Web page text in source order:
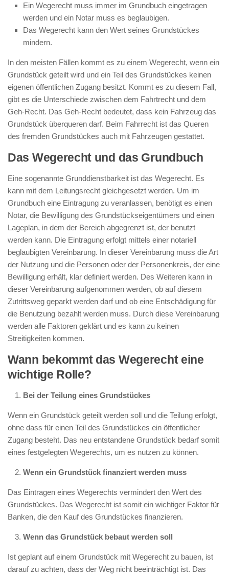
Ein Wegerecht muss immer im Grundbuch eingetragen
werden und ein Notar muss es beglaubigen.
Das Wegerecht kann den Wert seines Grundstückes
mindern.
In den meisten Fällen kommt es zu einem Wegerecht, wenn ein
Grundstück geteilt wird und ein Teil des Grundstückes keinen
eigenen öffentlichen Zugang besitzt. Kommt es zu diesem Fall,
gibt es die Unterschiede zwischen dem Fahrtrecht und dem
Geh-Recht. Das Geh-Recht bedeutet, dass kein Fahrzeug das
Grundstück überqueren darf. Beim Fahrrecht ist das Queren
des fremden Grundstückes auch mit Fahrzeugen gestattet.
Das Wegerecht und das Grundbuch
Eine sogenannte Grunddienstbarkeit ist das Wegerecht. Es
kann mit dem Leitungsrecht gleichgesetzt werden. Um im
Grundbuch eine Eintragung zu veranlassen, benötigt es einen
Notar, die Bewilligung des Grundstückseigentümers und einen
Lageplan, in dem der Bereich abgegrenzt ist, der benutzt
werden kann. Die Eintragung erfolgt mittels einer notariell
beglaubigten Vereinbarung. In dieser Vereinbarung muss die Art
der Nutzung und die Personen oder der Personenkreis, der eine
Bewilligung erhält, klar definiert werden. Des Weiteren kann in
dieser Vereinbarung aufgenommen werden, ob auf diesem
Zutrittsweg geparkt werden darf und ob eine Entschädigung für
die Benutzung bezahlt werden muss. Durch diese Vereinbarung
werden alle Faktoren geklärt und es kann zu keinen
Streitigkeiten kommen.
Wann bekommt das Wegerecht eine
wichtige Rolle?
Bei der Teilung eines Grundstückes
Wenn ein Grundstück geteilt werden soll und die Teilung erfolgt,
ohne dass für einen Teil des Grundstückes ein öffentlicher
Zugang besteht. Das neu entstandene Grundstück bedarf somit
eines festgelegten Wegerechts, um es nutzen zu können.
Wenn ein Grundstück finanziert werden muss
Das Eintragen eines Wegerechts vermindert den Wert des
Grundstückes. Das Wegerecht ist somit ein wichtiger Faktor für
Banken, die den Kauf des Grundstückes finanzieren.
Wenn das Grundstück bebaut werden soll
Ist geplant auf einem Grundstück mit Wegerecht zu bauen, ist
darauf zu achten, dass der Weg nicht beeinträchtigt ist. Das